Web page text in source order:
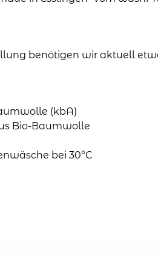
benötigen wir aktuell
(kbA)
Bio-Baumwolle
bei 30°C